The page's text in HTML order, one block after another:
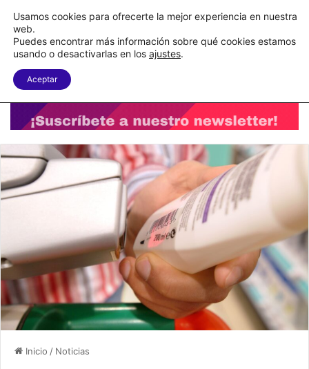
C&A México completa la implementación de su WMS en la nube
Menu
Inicio / Noticias
Usamos cookies para ofrecerte la mejor experiencia en nuestra
web.
Puedes encontrar más información sobre qué cookies estamos
usando o desactivarlas en los ajustes.
Aceptar